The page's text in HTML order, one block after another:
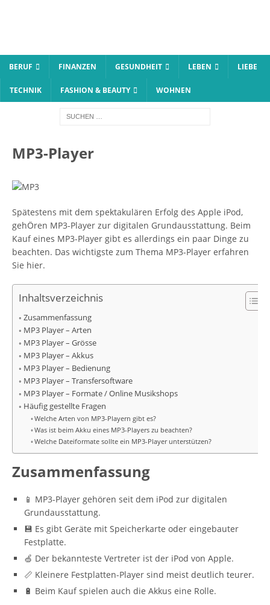
BERUF FINANZEN GESUNDHEIT LEBEN LIEBE
TECHNIK FASHION & BEAUTY WOHNEN
MP3-Player
Spätestens mit dem spektakulären Erfolg des Apple iPod,
gehÖren MP3-Player zur digitalen Grundausstattung. Beim
Kauf eines MP3-Player gibt es allerdings ein paar Dinge zu
beachten. Das wichtigste zum Thema MP3-Player erfahren
Sie hier.
Inhaltsverzeichnis
Zusammenfassung
MP3 Player – Arten
MP3 Player – Grösse
MP3 Player – Akkus
MP3 Player – Bedienung
MP3 Player – Transfersoftware
MP3 Player – Formate / Online Musikshops
Häufig gestellte Fragen
Welche Arten von MP3-Playern gibt es?
Was ist beim Akku eines MP3-Players zu beachten?
Welche Dateiformate sollte ein MP3-Player unterstützen?
Zusammenfassung
📱 MP3-Player gehören seit dem iPod zur digitalen
Grundausstattung.
💾 Es gibt Geräte mit Speicherkarte oder eingebauter
Festplatte.
🍏 Der bekannteste Vertreter ist der iPod von Apple.
📏 Kleinere Festplatten-Player sind meist deutlich teurer.
🔋 Beim Kauf spielen auch die Akkus eine Rolle.